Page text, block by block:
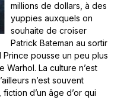
millions de dollars, à des
yuppies auxquels on
souhaite de croiser
Patrick Bateman au sortir
Prince pousse un peu plus
Warhol. La culture n’est
n’est souvent
fiction d’un âge d’or qui